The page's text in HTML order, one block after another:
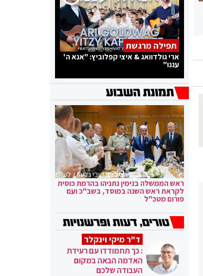
תפילה מרגשת
ארי גולדוואג & איצי קפלוביץ: "אנא ה'
עננו"
צילום:קובי גדעון / לע"מ
ראש הממשלה בנימין נתניהו בהרמת כוסית
לקראת ראש השנה במוסד, בשב"כ ועם
פורום מטכ"ל
ד"ר מיקי וינקלר
: כך תתמודדו עם רעידת
האדמה הבאה במקום
העבודה שלכם